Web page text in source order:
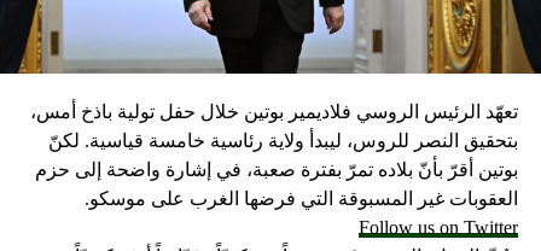
تعهّد الرئيس الروسي فلاديمير بوتين خلال حفل تولية باذخ أمس،
بتحقيق النصر للروس، ليبدأ ولاية رئاسية خامسة قياسية. لكنّ
بوتين أقرّ بأنّ بلاده تمرّ بفترة صعبة، في إشارة واضحة إلى حزم
العقوبات غير المسبوقة التي فرضها الغرب على موسكو.
Follow us on Twitter